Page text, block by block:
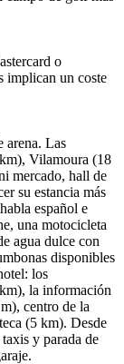
o
implican un coste
arena. Las
Vilamoura (18
mercado, hall de
su estancia más
español e
una motocicleta
agua dulce con
disponibles
los
la información
centro de la
(5 km). Desde
y parada de